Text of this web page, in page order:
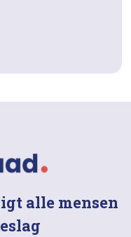
alle mensen